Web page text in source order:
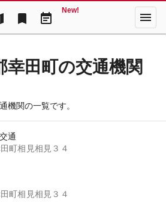
bookmark event_note
New! menu
幸田町の交通機関
機関の一覧です。
通
町相見相見３４
町相見相見３４